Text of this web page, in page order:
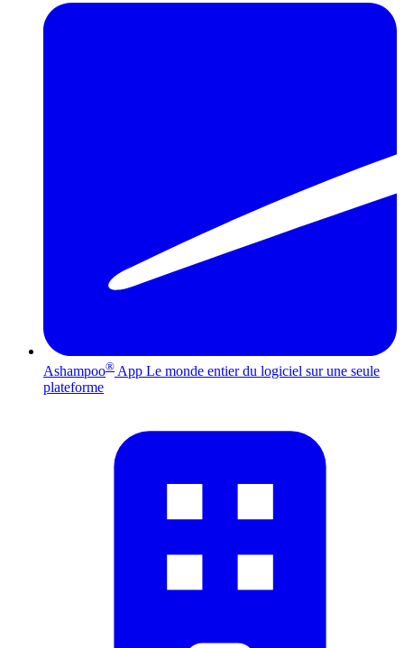
Ashampoo® App Le monde entier du logiciel sur une seule
plateforme